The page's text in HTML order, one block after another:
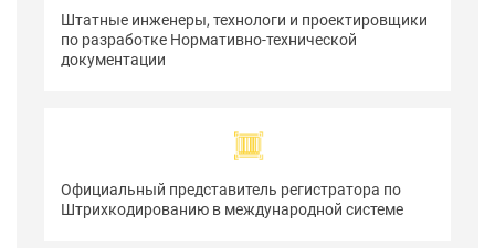
Штатные инженеры, технологи и проектировщики
по разработке Нормативно-технической
документации
Официальный представитель регистратора по
Штрихкодированию в международной системе